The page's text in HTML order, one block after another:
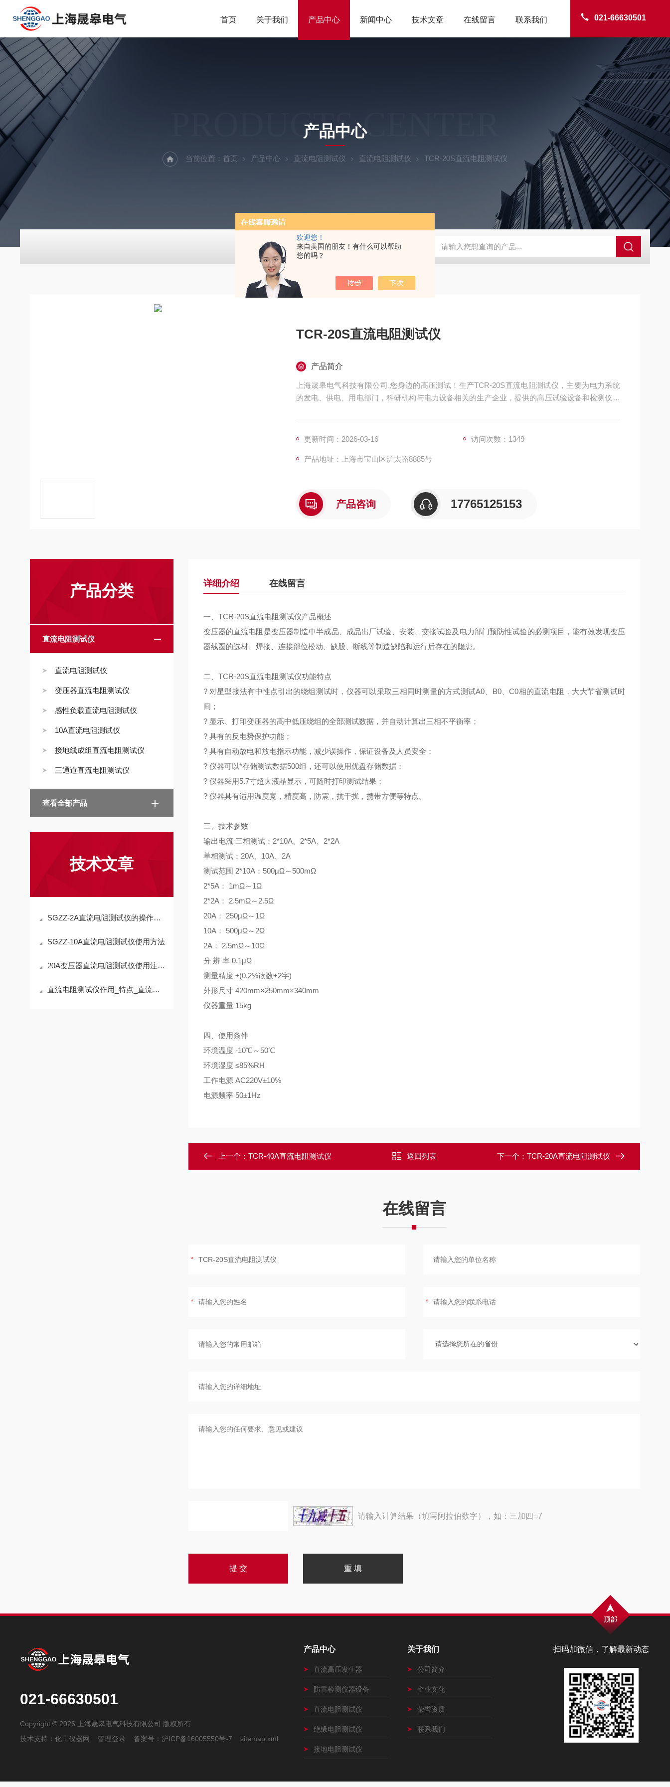
欢迎您！
来自美国的朋友！有什么可以帮助
您的吗？
021-66630501
首页 关于我们 产品中心 新闻中心 技术文章 在线留言 联系我们
PRODUCTS CENTER
产品中心
当前位置： 首页 产品中心 直流电阻测试仪 直流电阻测试仪 TCR-20S直流电阻测试仪
TCR-20S直流电阻测试仪
产品简介
上海晟皋电气科技有限公司,您身边的高压测试！生产TCR-20S直流电阻测试仪，主要为电力系统
的发电、供电、用电部门，科研机构与电力设备相关的生产企业，提供的高压试验设备和检测仪器
更新时间：2026-03-16 访问次数：1349
产品地址：上海市宝山区沪太路8885号
产品咨询 17765125153
产品分类
直流电阻测试仪
直流电阻测试仪
变压器直流电阻测试仪
感性负载直流电阻测试仪
10A直流电阻测试仪
接地线成组直流电阻测试仪
三通道直流电阻测试仪
查看全部产品
技术文章
SGZZ-2A直流电阻测试仪的操作规程
SGZZ-10A直流电阻测试仪使用方法
20A变压器直流电阻测试仪使用注意事项
直流电阻测试仪作用_特点_直流电阻测试仪厂家—上海晟皋电气
详细介绍 在线留言
一、 TCR-20S直流电阻测试仪产品概述
变压器的直流电阻是变压器制造中半成品、成品出厂试验、安装、交接试验及电力部门预防性试验的必测项目，能有效发现变压
器线圈的选材、焊接、连接部位松动、缺股、断线等制造缺陷和运行后存在的隐患。
二、 TCR-20S直流电阻测试仪功能特点
? 对星型接法有中性点引出的绕组测试时，仪器可以采取三相同时测量的方式测试A0、B0、C0相的直流电阻，大大节省测试时
间；
? 显示、打印变压器的高中低压绕组的全部测试数据，并自动计算出三相不平衡率；
? 具有的反电势保护功能；
? 具有自动放电和放电指示功能，减少误操作，保证设备及人员安全；
? 仪器可以*存储测试数据500组，还可以使用优盘存储数据；
? 仪器采用5.7寸超大液晶显示，可随时打印测试结果；
? 仪器具有适用温度宽，精度高，防震，抗干扰，携带方便等特点。
三、 技术参数
输出电流 三相测试：2*10A、2*5A、2*2A
单相测试：20A、10A、2A
测试范围 2*10A：500μΩ～500mΩ
2*5A： 1mΩ～1Ω
2*2A： 2.5mΩ～2.5Ω
20A： 250μΩ～1Ω
10A： 500μΩ～2Ω
2A： 2.5mΩ～10Ω
分 辨 率 0.1μΩ
测量精度 ±(0.2%读数+2字)
外形尺寸 420mm×250mm×340mm
仪器重量 15kg
四、使用条件
环境温度 -10℃～50℃
环境湿度 ≤85%RH
工作电源 AC220V±10%
电源频率 50±1Hz
上一个： TCR-40A直流电阻测试仪 返回列表 下一个： TCR-20A直流电阻测试仪
在线留言
请输入计算结果（填写阿拉伯数字），如：三加四=7
扫码加微信，了解最新动态
021-66630501
Copyright © 2026 上海晟皋电气科技有限公司 版权所有
技术支持：化工仪器网 管理登录 备案号：沪ICP备16005550号-7 sitemap.xml
产品中心
直流高压发生器
防雷检测仪器设备
直流电阻测试仪
绝缘电阻测试仪
接地电阻测试仪
关于我们
公司简介
企业文化
荣誉资质
联系我们